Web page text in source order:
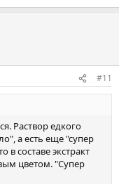
#11
Раствор едкого
а есть еще "супер
в составе экстракт
цветом. "Супер